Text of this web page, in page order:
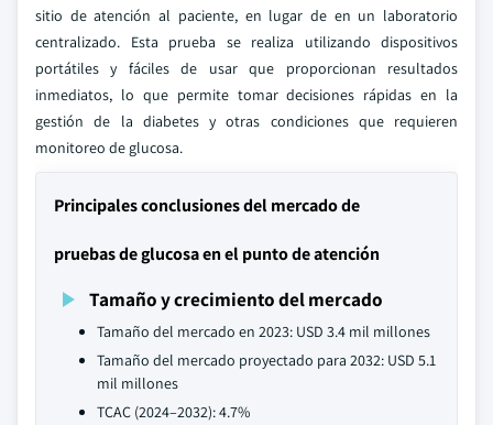
sitio de atención al paciente, en lugar de en un laboratorio
centralizado. Esta prueba se realiza utilizando dispositivos
portátiles y fáciles de usar que proporcionan resultados
inmediatos, lo que permite tomar decisiones rápidas en la
gestión de la diabetes y otras condiciones que requieren
monitoreo de glucosa.
Principales conclusiones del mercado de
pruebas de glucosa en el punto de atención
Tamaño y crecimiento del mercado
Tamaño del mercado en 2023: USD 3.4 mil millones
Tamaño del mercado proyectado para 2032: USD 5.1
mil millones
TCAC (2024–2032): 4.7%